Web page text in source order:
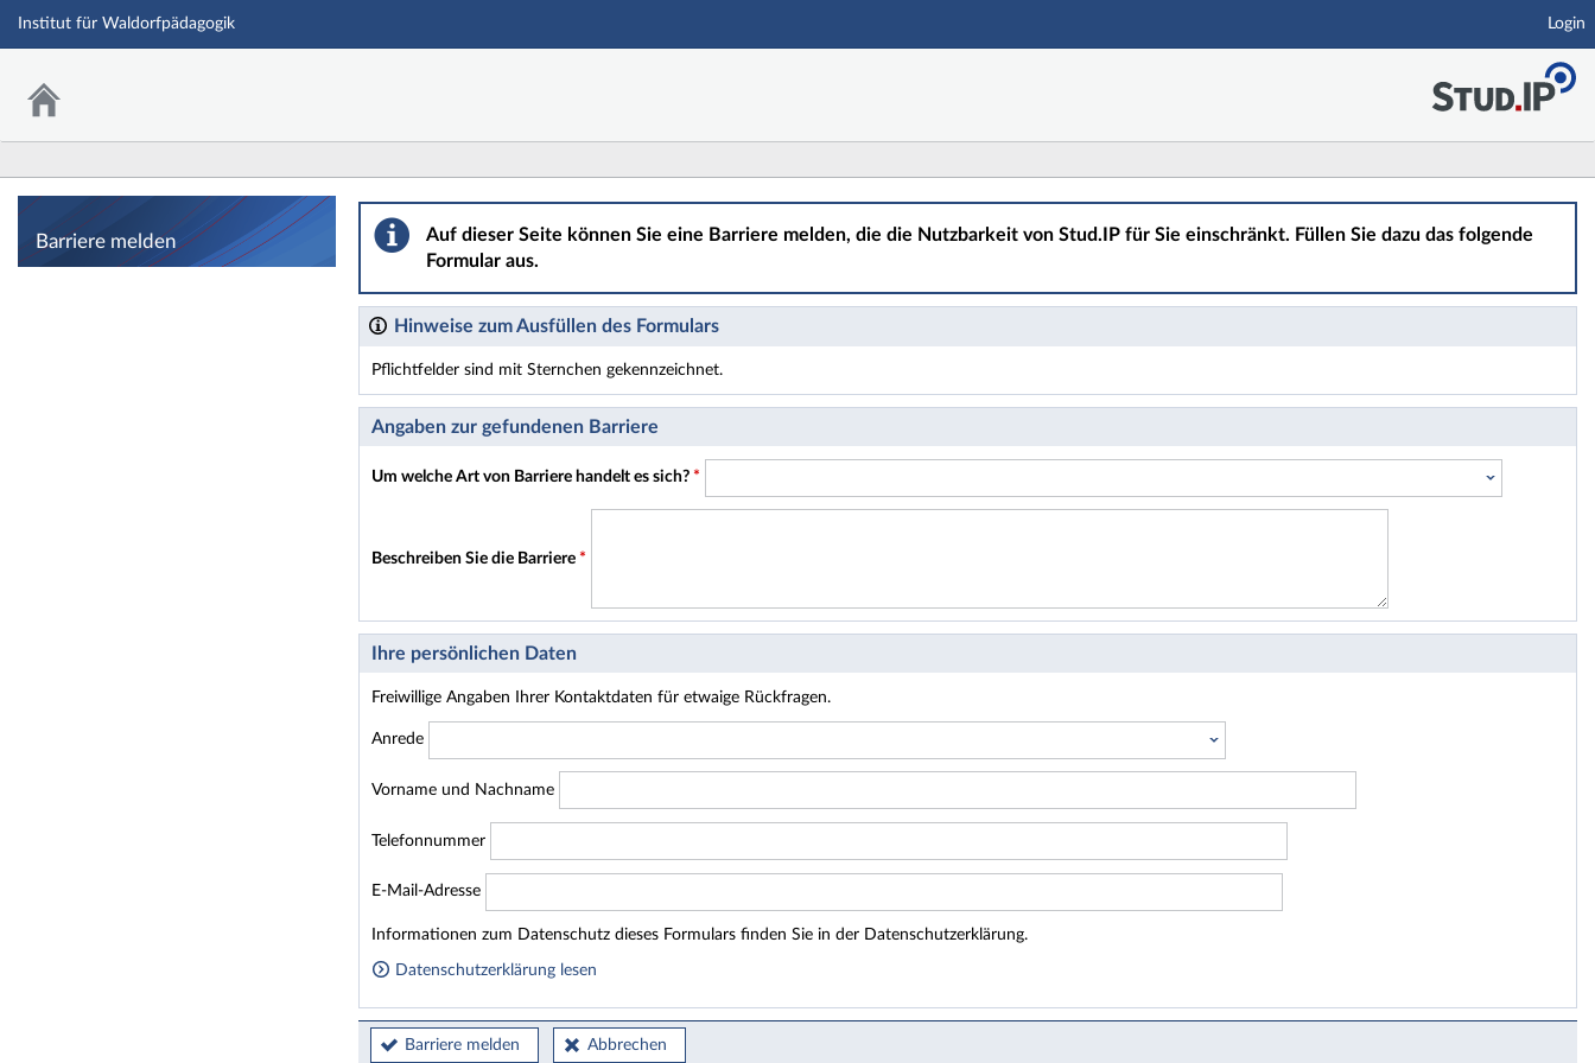
Hauptnavigation
Institut für Waldorfpädagogik Login
Barriere melden
Barriere melden
Auf dieser Seite können Sie eine Barriere melden, die die Nutzbarkeit von Stud.IP für Sie einschränkt. Füllen Sie dazu das folgende
Formular aus.
Hinweise zum Ausfüllen des Formulars
Pflichtfelder sind mit Sternchen gekennzeichnet.
Dieses Formular enthält Pflichtfelder.
Angaben zur gefundenen Barriere
Um welche Art von Barriere handelt es sich? *
Beschreiben Sie die Barriere *
Ihre persönlichen Daten
Freiwillige Angaben Ihrer Kontaktdaten für etwaige Rückfragen.
Anrede
Vorname und Nachname
Telefonnummer
E-Mail-Adresse
Homepage
Informationen zum Datenschutz dieses Formulars finden Sie in der Datenschutzerklärung.
Datenschutzerklärung lesen
Barriere melden Abbrechen